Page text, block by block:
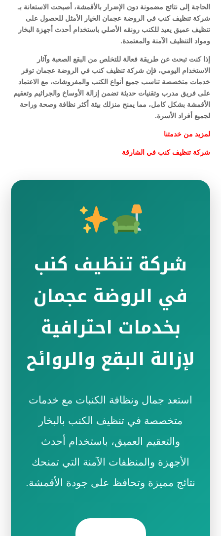
الحاجة إلى نتائج مضمونة دون الإضرار بالأقمشة، أصبحت الاستعانة بـ
شركة تنظيف كنب في الروضة عجمان الخيار الأمثل للحصول على
تنظيف عميق يعيد للكنب رونقه الأصلي باستخدام أحدث أجهزة البخار
ومواد التنظيف الآمنة والمعتمدة.
إذا كنت تبحث عن طريقة فعالة للتخلص من البقع الصعبة وآثار
الاستخدام اليومي، فإن شركة تنظيف كنب في الروضة عجمان توفر
خدمات متخصصة تناسب جميع أنواع الكنب والمفروشات، مع الاعتماد
على فريق مدرب وتقنيات حديثة تضمن إزالة الأوساخ والجراثيم وتعقيم
الأقمشة بشكل كامل، مما يمنح منزلك بيئة أكثر نظافة وصحة وراحة
لجميع أفراد الأسرة.
لمزيد من خدمتنا
شركة تنظيف كنب في الشارقة
شركة تنظيف كنب
في الروضة عجمان
بخدمات احترافية
لإزالة البقع والروائح
استعد جمال ونظافة الكنبات مع خدمات
متخصصة في تنظيف الكنب بالبخار
والتعقيم العميق، باستخدام أحدث
الأجهزة والمنظفات الآمنة التي تمنحك
نتائج مميزة وتحافظ على جودة الأقمشة.